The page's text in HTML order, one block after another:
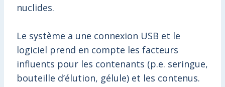
nuclides.
Le système a une connexion USB et le
logiciel prend en compte les facteurs
influents pour les contenants (p.e. seringue,
bouteille d’élution, gélule) et les contenus.